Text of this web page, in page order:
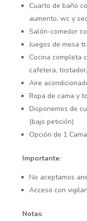
Cuarto de baño
aumento, wc y
Salón-comedor
Juegos de mesa
Cocina completa
cafetera,
Aire
Ropa de cama y
Disponemos de
(bajo petición)
Opción de 1
Importante:
No aceptamos
Acceso con
Notas: